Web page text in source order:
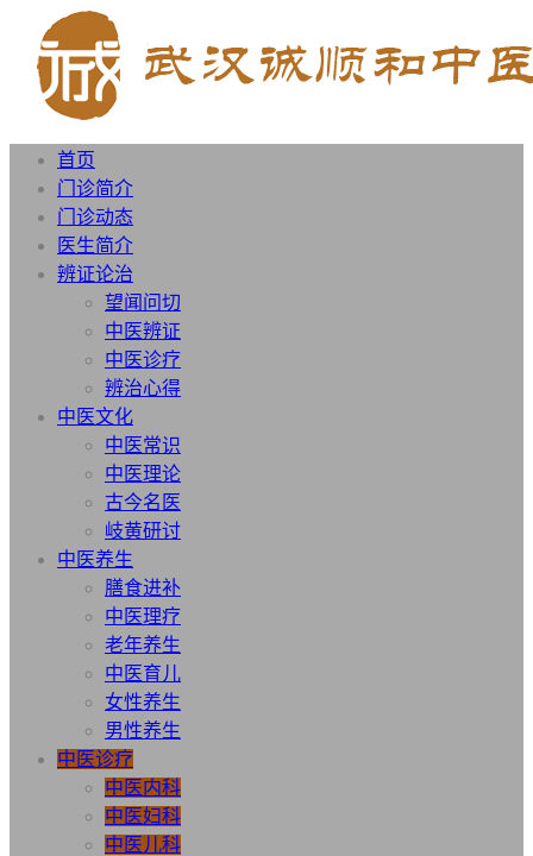
首页
门诊简介
门诊动态
医生简介
辨证论治
望闻问切
中医辨证
中医诊疗
辨治心得
中医文化
中医常识
中医理论
古今名医
岐黄研讨
中医养生
膳食进补
中医理疗
老年养生
中医育儿
女性养生
男性养生
中医诊疗
中医内科
中医妇科
中医儿科